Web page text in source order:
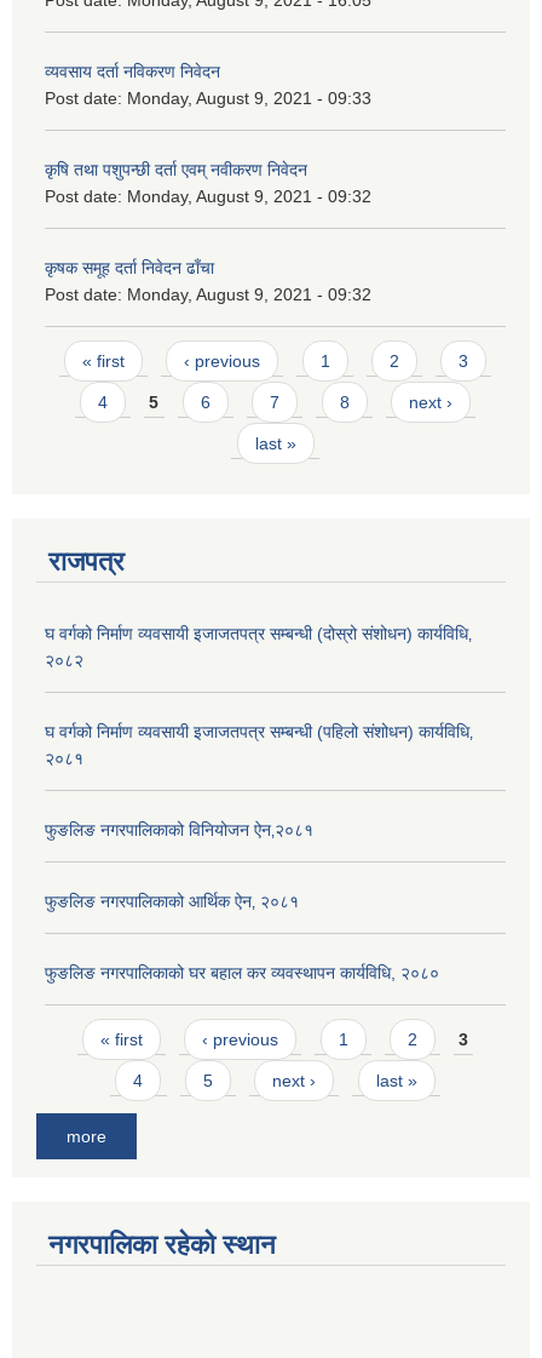
व्यवसाय दर्ता नविकरण निवेदन
Post date: Monday, August 9, 2021 - 09:33
कृषि तथा पशुपन्छी दर्ता एवम् नवीकरण निवेदन
Post date: Monday, August 9, 2021 - 09:32
कृषक समूह दर्ता निवेदन ढाँचा
Post date: Monday, August 9, 2021 - 09:32
Pages
« first ‹ previous 1 2 3
4 5 6 7 8 next ›
last »
राजपत्र
घ वर्गको निर्माण व्यवसायी इजाजतपत्र सम्बन्धी (दोस्रो संशोधन) कार्यविधि‚
२०८२
घ वर्गको निर्माण व्यवसायी इजाजतपत्र सम्बन्धी (पहिलो संशोधन) कार्यविधि‚
२०८१
फुङलिङ नगरपालिकाको विनियोजन ऐन‚२०८१
फुङलिङ नगरपालिकाको आर्थिक ऐन‚ २०८१
फुङलिङ नगरपालिकाको घर बहाल कर व्यवस्थापन कार्यविधि, २०८०
Pages
« first ‹ previous 1 2 3
4 5 next › last »
more
नगरपालिका रहेको स्थान